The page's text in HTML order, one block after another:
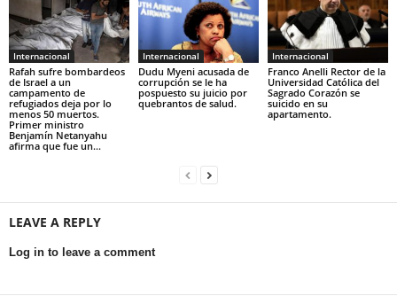
Internacional
Rafah sufre bombardeos
de Israel a un
campamento de
refugiados deja por lo
menos 50 muertos.
Primer ministro
Benjamín Netanyahu
afirma que fue un...
Internacional
Dudu Myeni acusada de
corrupción se le ha
pospuesto su juicio por
quebrantos de salud.
Internacional
Franco Anelli Rector de la
Universidad Católica del
Sagrado Corazón se
suicido en su
apartamento.
LEAVE A REPLY
Log in to leave a comment